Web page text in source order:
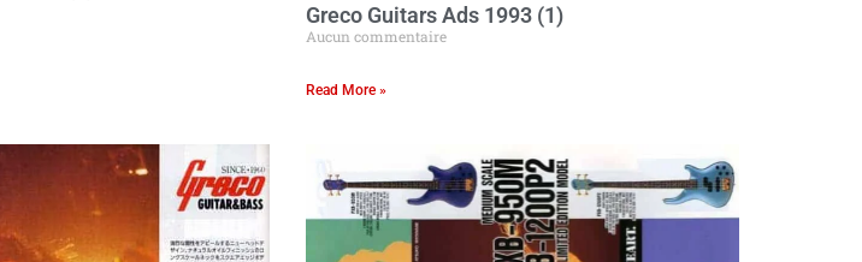
Greco Guitars Ads 1993 (1)
Aucun commentaire
Read More »